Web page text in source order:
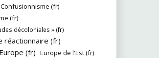
Confusionnisme (fr)
(fr)
décoloniales » (fr)
réactionnaire (fr)
Europe (fr) Europe de l'Est (fr)